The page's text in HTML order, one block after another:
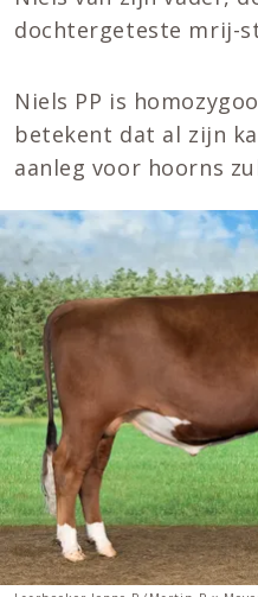
dochtergeteste mrij-
Niels PP is
betekent dat al zijn
aanleg voor hoorns